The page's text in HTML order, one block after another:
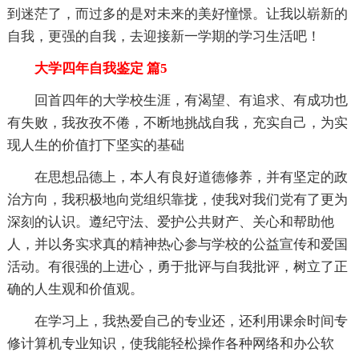
到迷茫了，而过多的是对未来的美好憧憬。让我以崭新的
自我，更强的自我，去迎接新一学期的学习生活吧！
大学四年自我鉴定 篇5
回首四年的大学校生涯，有渴望、有追求、有成功也
有失败，我孜孜不倦，不断地挑战自我，充实自己，为实
现人生的价值打下坚实的基础
在思想品德上，本人有良好道德修养，并有坚定的政
治方向，我积极地向党组织靠拢，使我对我们党有了更为
深刻的认识。遵纪守法、爱护公共财产、关心和帮助他
人，并以务实求真的精神热心参与学校的公益宣传和爱国
活动。有很强的上进心，勇于批评与自我批评，树立了正
确的人生观和价值观。
在学习上，我热爱自己的专业还，还利用课余时间专
修计算机专业知识，使我能轻松操作各种网络和办公软